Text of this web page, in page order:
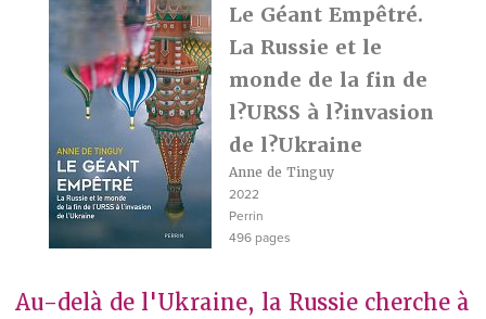
Le Géant Empêtré.
La Russie et le
monde de la fin de
l?URSS à l?invasion
de l?Ukraine
Anne de Tinguy
2022
Perrin
496 pages
Au-delà de l'Ukraine, la Russie cherche à